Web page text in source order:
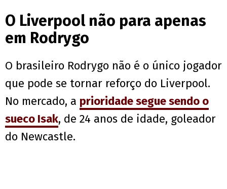
O Liverpool não para apenas
em Rodrygo
O brasileiro Rodrygo não é o único jogador
que pode se tornar reforço do Liverpool.
No mercado, a prioridade segue sendo o
sueco Isak, de 24 anos de idade, goleador
do Newcastle.